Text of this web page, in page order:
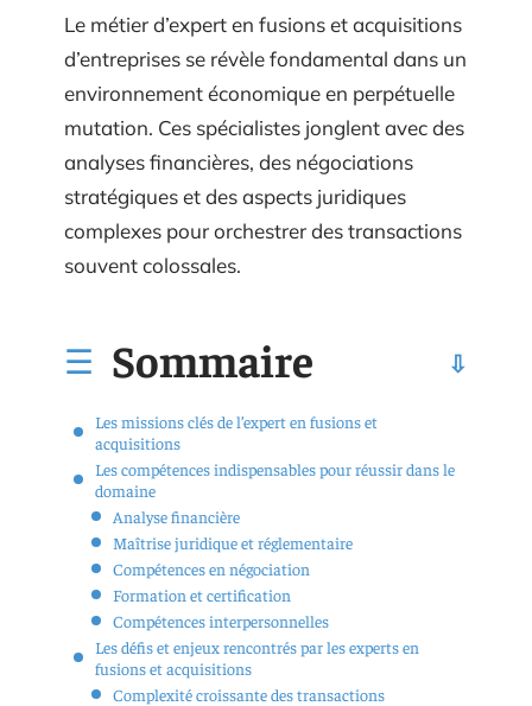
Le métier d’expert en fusions et acquisitions
d’entreprises se révèle fondamental dans un
environnement économique en perpétuelle
mutation. Ces spécialistes jonglent avec des
analyses financières, des négociations
stratégiques et des aspects juridiques
complexes pour orchestrer des transactions
souvent colossales.
Sommaire
Les missions clés de l’expert en fusions et
acquisitions
Les compétences indispensables pour réussir dans le
domaine
Analyse financière
Maîtrise juridique et réglementaire
Compétences en négociation
Formation et certification
Compétences interpersonnelles
Les défis et enjeux rencontrés par les experts en
fusions et acquisitions
Complexité croissante des transactions